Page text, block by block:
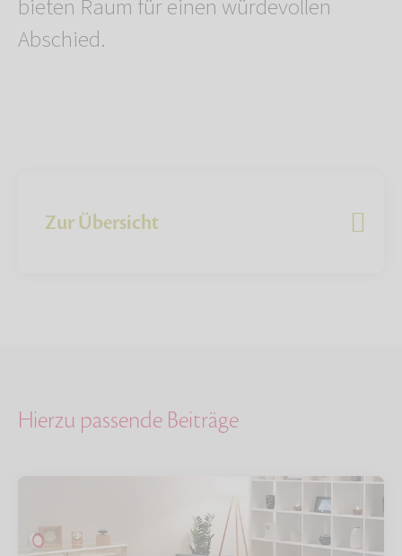
bieten Raum für einen würdevollen
Abschied.
Zur Übersicht
Hierzu passende Beiträge